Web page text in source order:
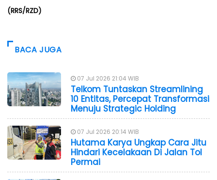
(RRS/RZD)
BACA JUGA
07 Jul 2026 21:04 WIB
Telkom Tuntaskan Streamlining
10 Entitas, Percepat Transformasi
Menuju Strategic Holding
07 Jul 2026 20:14 WIB
Hutama Karya Ungkap Cara Jitu
Hindari Kecelakaan Di Jalan Tol
Permai